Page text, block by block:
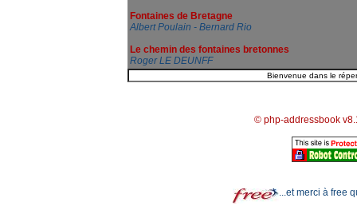
Fontaines de Bretagne
Albert Poulain - Bernard Rio
Le chemin des fontaines bretonnes
Roger LE DEUNFF
© php-addressbook
...et merci à free